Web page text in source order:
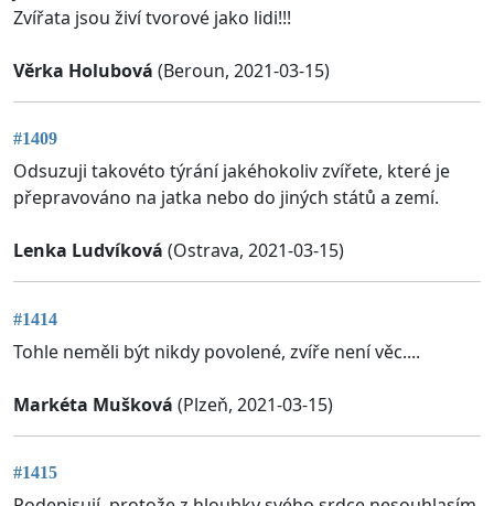
Zvířata jsou živí tvorové jako lidi!!!
Věrka Holubová (Beroun, 2021-03-15)
#1409
Odsuzuji takovéto týrání jakéhokoliv zvířete, které je
přepravováno na jatka nebo do jiných států a zemí.
Lenka Ludvíková (Ostrava, 2021-03-15)
#1414
Tohle neměli být nikdy povolené, zvíře není věc....
Markéta Mušková (Plzeň, 2021-03-15)
#1415